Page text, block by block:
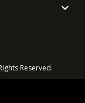

Reserved.